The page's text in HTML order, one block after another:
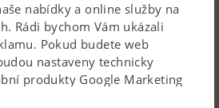
nabídky a online služby na
Rádi bychom Vám ukázali
Pokud budete web
nastaveny technicky
produkty Google Marketing
dáte svůj úplný souhlas
MOTION ED
V 9200 CF